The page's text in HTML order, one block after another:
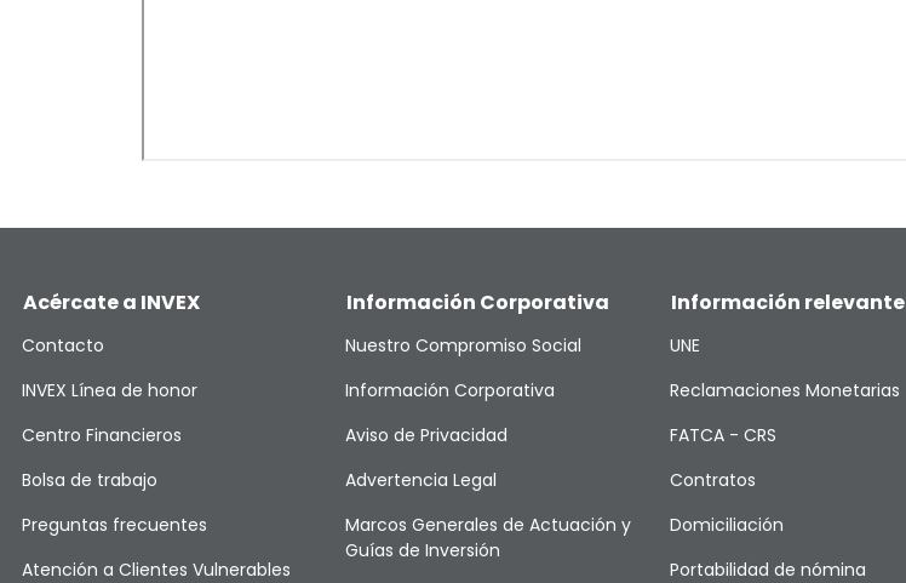
Acércate a INVEX
Contacto
INVEX Línea de honor
Centro Financieros
Bolsa de trabajo
Preguntas frecuentes
Atención a Clientes Vulnerables
Información Corporativa
Nuestro Compromiso Social
Información Corporativa
Aviso de Privacidad
Advertencia Legal
Marcos Generales de Actuación y
Guías de Inversión
Información relevante
UNE
Reclamaciones Monetarias
FATCA - CRS
Contratos
Domiciliación
Portabilidad de nómina